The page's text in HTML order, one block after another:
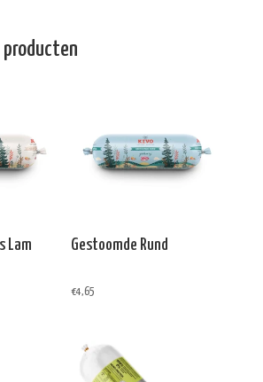
producten
Lam Gestoomde Rund
€4,65